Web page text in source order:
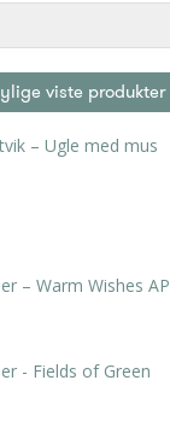
viste produkter
– Ugle med mus
– Warm Wishes AP
- Fields of Green